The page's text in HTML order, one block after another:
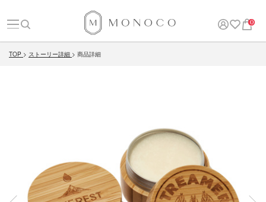
0
TOP ストーリー詳細 商品詳細